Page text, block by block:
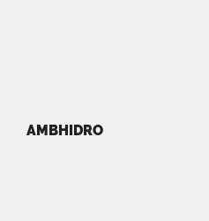
AMBHIDRO